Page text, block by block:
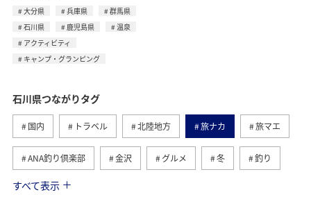
大分県 兵庫県
群馬県
石川県
鹿児島県
温泉
アクティビティ
キャンプ・グランピング
石川県つながりタグ
国内 トラベル 北陸地方 旅ナカ 旅マエ
ANA釣り倶楽部 金沢 グルメ 冬 釣り
夏 秋
すべて表示